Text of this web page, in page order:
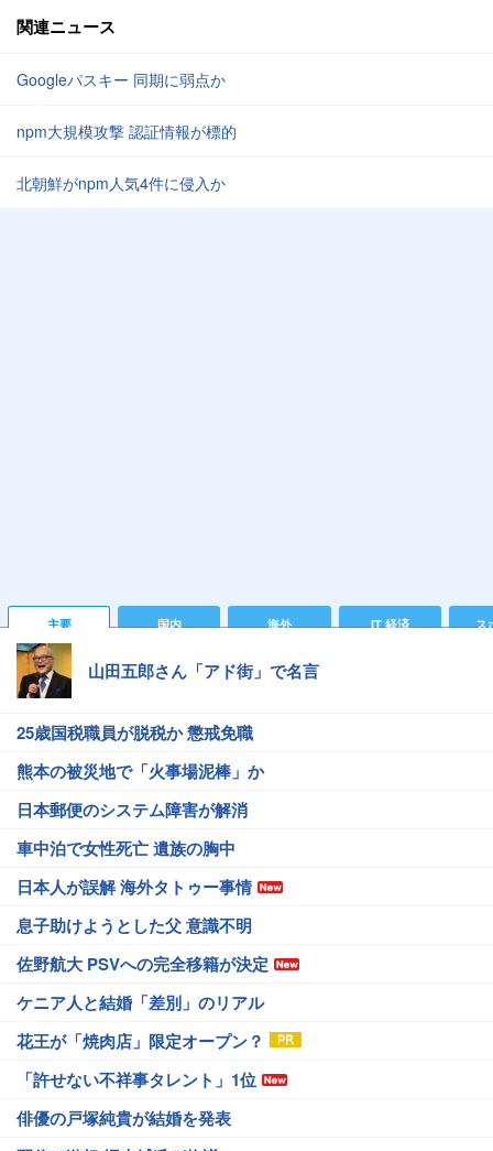
関連ニュース
Googleパスキー 同期に弱点か
npm大規模攻撃 認証情報が標的
北朝鮮がnpm人気4件に侵入か
主要 国内 海外 IT 経済 ス
山田五郎さん「アド街」で名言
25歳国税職員が脱税か 懲戒免職
熊本の被災地で「火事場泥棒」か
日本郵便のシステム障害が解消
車中泊で女性死亡 遺族の胸中
日本人が誤解 海外タトゥー事情
息子助けようとした父 意識不明
佐野航大 PSVへの完全移籍が決定
ケニア人と結婚「差別」のリアル
花王が「焼肉店」限定オープン？
「許せない不祥事タレント」1位
俳優の戸塚純貴が結婚を発表